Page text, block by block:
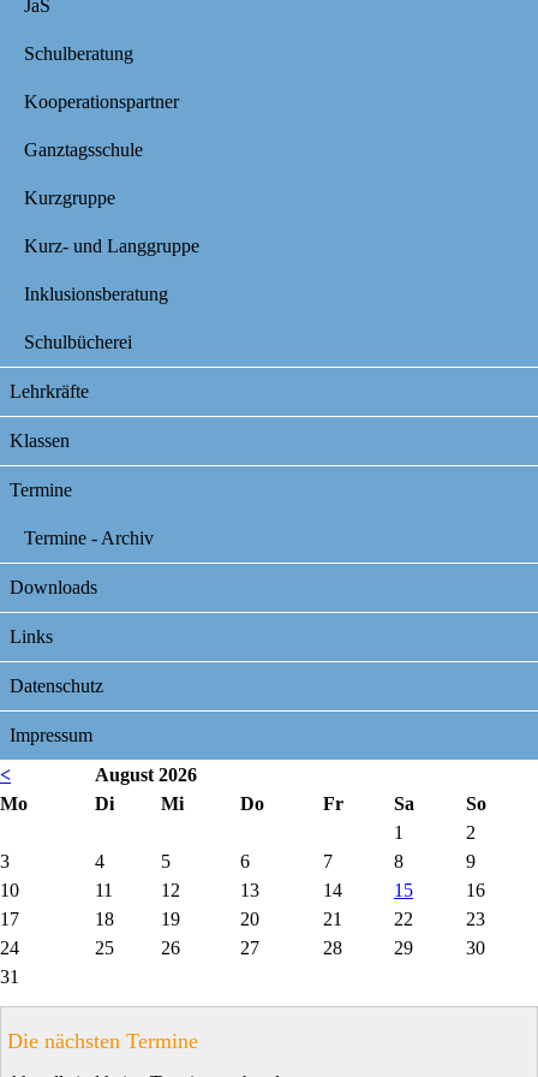
JaS
Schulberatung
Kooperationspartner
Ganztagsschule
Kurzgruppe
Kurz- und Langgruppe
Inklusionsberatung
Schulbücherei
Lehrkräfte
Klassen
Termine
Termine - Archiv
Downloads
Links
Datenschutz
Impressum
<
August 2026
Montag DienstagMittwoch DonnerstagFreitag Sa Sonntag
1
2
3
4 5 6 7 8
9
10
11 12 13 14 15
16
17
18 19 20 21 22
23
24
25 26 27 28 29
30
31
Die nächsten Termine